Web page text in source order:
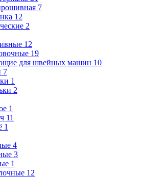
7
12
2
12
19
для швейных машин 10
7
1
2
1
11
1
4
3
1
12